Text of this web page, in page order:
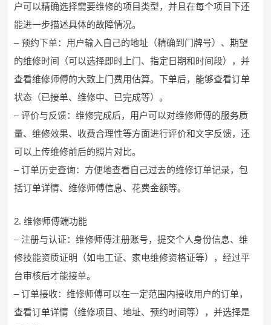
户可以精确选择需要维修的项目类型，并且在每个项目下还
能进一步描述具体的故障情况。
– 预约下单：用户输入自己的地址（精确到门牌号）、期望
的维修时间（可以选择即时上门、指定日期和时间段），并
查看维修师傅的大致上门费用估算。下单后，能够查看订单
状态（已接单、维修中、已完成等）。
– 评价与反馈：维修完成后，用户可以对维修师傅的服务质
量、维修效果、收费合理性等方面进行评价和文字反馈，还
可以上传维修前后的照片对比。
– 订单历史查询：方便地查看自己过去的维修订单记录，包
括订单详情、维修师傅信息、花费金额等。
2. 维修师傅端功能
– 注册与认证：维修师傅注册账号，提交个人身份信息、维
修技能资质证明（如电工证、家电维修资格证等），经过平
台审核后才能接单。
– 订单接收：维修师傅可以在一定范围内接收用户的订单，
查看订单详情（维修项目、地址、预约时间等），并选择是